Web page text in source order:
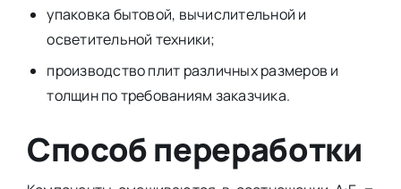
упаковка бытовой, вычислительной и
осветительной техники;
производство плит различных размеров и
толщин по требованиям заказчика.
Способ переработки